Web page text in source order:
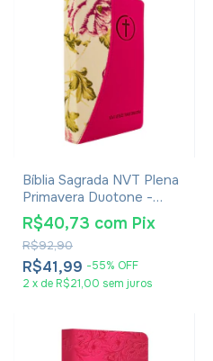
Bíblia Sagrada NVT Plena
Primavera Duotone -
Capa Luxo Tecido e Rosa
R$41,99 -55% OFF
R$92,90
R$40,73 com Pix
2 x de R$21,00 sem juros